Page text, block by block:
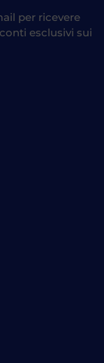
per ricevere
esclusivi sui